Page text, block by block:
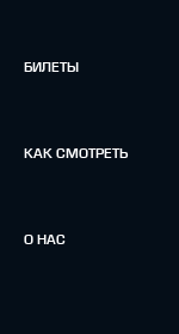
БИЛЕТЫ
КАК СМОТРЕТЬ
О НАС